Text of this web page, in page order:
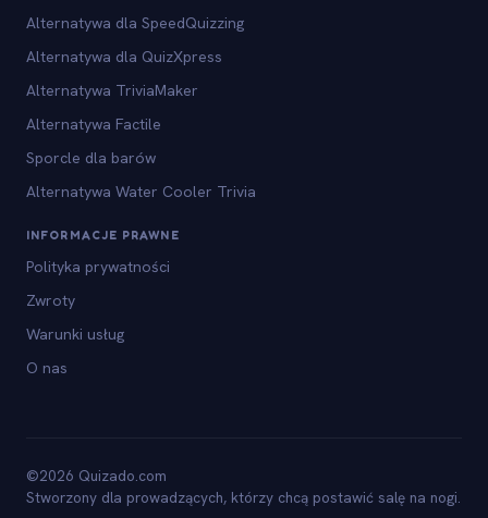
Alternatywa dla SpeedQuizzing
Alternatywa dla QuizXpress
Alternatywa TriviaMaker
Alternatywa Factile
Sporcle dla barów
Alternatywa Water Cooler Trivia
INFORMACJE PRAWNE
Polityka prywatności
Zwroty
Warunki usług
O nas
©2026 Quizado.com
Stworzony dla prowadzących, którzy chcą postawić salę na nogi.